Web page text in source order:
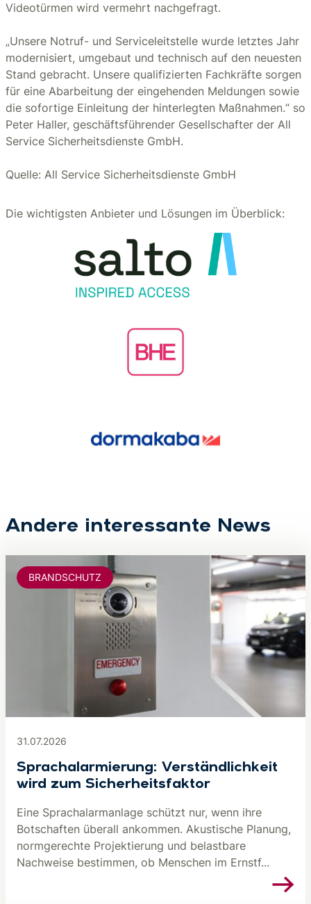
Videotürmen wird vermehrt nachgefragt.
„Unsere Notruf- und Serviceleitstelle wurde letztes Jahr
modernisiert, umgebaut und technisch auf den neuesten
Stand gebracht. Unsere qualifizierten Fachkräfte sorgen
für eine Abarbeitung der eingehenden Meldungen sowie
die sofortige Einleitung der hinterlegten Maßnahmen.“ so
Peter Haller, geschäftsführender Gesellschafter der All
Service Sicherheitsdienste GmbH.
Quelle: All Service Sicherheitsdienste GmbH
Die wichtigsten Anbieter und Lösungen im Überblick:
Andere interessante News
31.07.2026
Sprachalarmierung: Verständlichkeit
wird zum Sicherheitsfaktor
Eine Sprachalarmanlage schützt nur, wenn ihre
Botschaften überall ankommen. Akustische Planung,
normgerechte Projektierung und belastbare
Nachweise bestimmen, ob Menschen im Ernstf...
BRANDSCHUTZ